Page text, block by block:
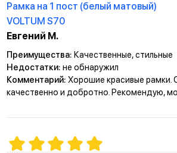
Рамка на 1 пост (белый матовый)
VOLTUM S70
Евгений М.
Преимущества: Качественные, стильные
Недостатки: не обнаружил
Комментарий: Хорошие красивые рамки.
качественно и добротно. Рекомендую,